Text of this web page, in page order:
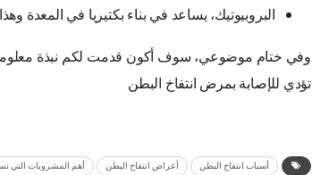
البروبيوتيك، يساعد في بناء بكتيريا في المعدة
وفي ختام موضوعي، سوف أكون قدمت لكم نبذة معلومات
تؤدي للإصابة بمرض انتفاخ البطن
أسباب انتفاخ البطن أعراض انتفاخ البطن أهم المشروبات التي